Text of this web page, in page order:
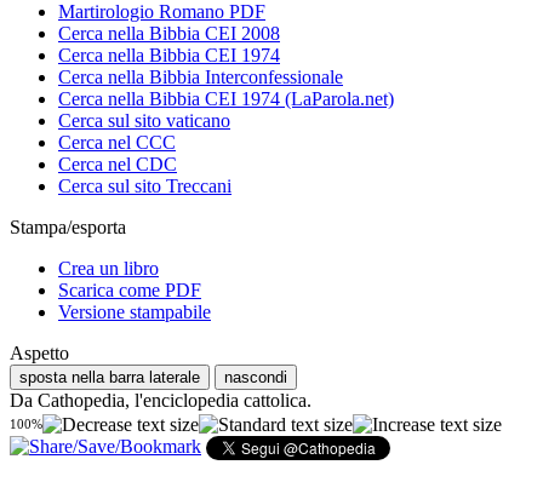
Martirologio Romano PDF
Cerca nella Bibbia CEI 2008
Cerca nella Bibbia CEI 1974
Cerca nella Bibbia Interconfessionale
Cerca nella Bibbia CEI 1974 (LaParola.net)
Cerca sul sito vaticano
Cerca nel CCC
Cerca nel CDC
Cerca sul sito Treccani
Stampa/esporta
Crea un libro
Scarica come PDF
Versione stampabile
Aspetto
sposta nella barra laterale nascondi
Da Cathopedia, l'enciclopedia cattolica.
100%